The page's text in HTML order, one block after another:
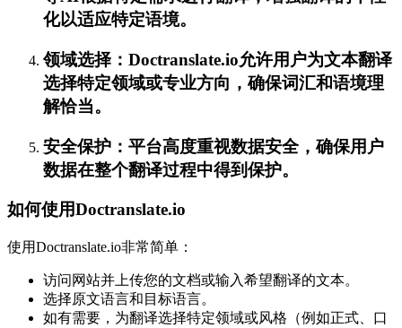
化以适应特定语境。
领域选择：Doctranslate.io允许用户为文本翻译
选择特定领域或专业方向，确保词汇和语境理
解恰当。
安全保护：平台高度重视数据安全，确保用户
数据在整个翻译过程中得到保护。
如何使用Doctranslate.io
使用Doctranslate.io非常简单：
访问网站并上传您的文档或输入希望翻译的文本。
选择原文语言和目标语言。
如有需要，为翻译选择特定领域或风格（例如正式、口